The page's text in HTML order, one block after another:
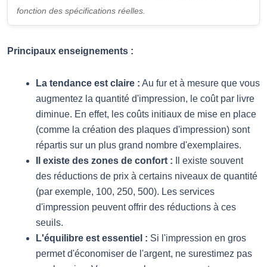
fonction des spécifications réelles.
Principaux enseignements :
La tendance est claire : Au fur et à mesure que vous
augmentez la quantité d'impression, le coût par livre
diminue. En effet, les coûts initiaux de mise en place
(comme la création des plaques d'impression) sont
répartis sur un plus grand nombre d'exemplaires.
Il existe des zones de confort : Il existe souvent
des réductions de prix à certains niveaux de quantité
(par exemple, 100, 250, 500). Les services
d'impression peuvent offrir des réductions à ces
seuils.
L'équilibre est essentiel : Si l'impression en gros
permet d'économiser de l'argent, ne surestimez pas